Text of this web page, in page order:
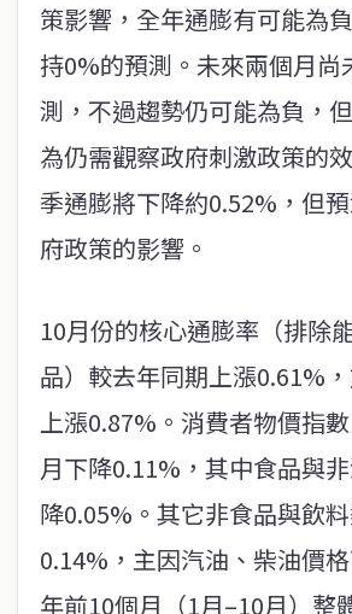
策影響，全年通膨有可能為
持0%的預測。未來兩個月尚
測，不過趨勢仍可能為負，
為仍需觀察政府刺激政策的
季通膨將下降約0.52%，但
府政策的影響。
10月份的核心通膨率（排除
品）較去年同期上漲0.61%
上漲0.87%。消費者物價指
月下降0.11%，其中食品與
降0.05%。其它非食品與飲
0.14%，主因汽油、柴油價
年前10個月（1月–10月）整